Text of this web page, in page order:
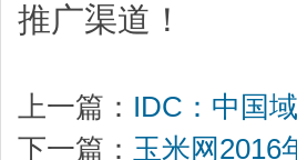
推广渠道！
上一篇： IDC：中国
下一篇： 玉米网2016